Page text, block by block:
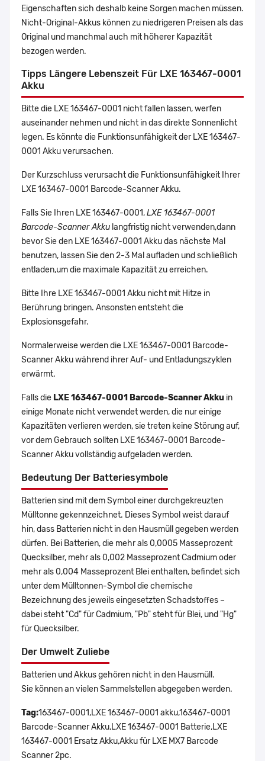
Eigenschaften sich deshalb keine Sorgen machen müssen.
Nicht-Original-Akkus können zu niedrigeren Preisen als das
Original und manchmal auch mit höherer Kapazität
bezogen werden.
Tipps Längere Lebenszeit Für LXE 163467-0001
Akku
Bitte die LXE 163467-0001 nicht fallen lassen, werfen
auseinander nehmen und nicht in das direkte Sonnenlicht
legen. Es könnte die Funktionsunfähigkeit der LXE 163467-
0001 Akku verursachen.
Der Kurzschluss verursacht die Funktionsunfähigkeit Ihrer
LXE 163467-0001 Barcode-Scanner Akku.
Falls Sie Ihren LXE 163467-0001,LXE 163467-0001
Barcode-Scanner Akku langfristig nicht verwenden,dann
bevor Sie den LXE 163467-0001 Akku das nächste Mal
benutzen, lassen Sie den 2-3 Mal aufladen und schließlich
entladen,um die maximale Kapazität zu erreichen.
Bitte Ihre LXE 163467-0001 Akku nicht mit Hitze in
Berührung bringen. Ansonsten entsteht die
Explosionsgefahr.
Normalerweise werden die LXE 163467-0001 Barcode-
Scanner Akku während ihrer Auf- und Entladungszyklen
erwärmt.
Falls die LXE 163467-0001 Barcode-Scanner Akku in
einige Monate nicht verwendet werden, die nur einige
Kapazitäten verlieren werden, sie treten keine Störung auf,
vor dem Gebrauch sollten LXE 163467-0001 Barcode-
Scanner Akku vollständig aufgeladen werden.
Bedeutung Der Batteriesymbole
Batterien sind mit dem Symbol einer durchgekreuzten
Mülltonne gekennzeichnet. Dieses Symbol weist darauf
hin, dass Batterien nicht in den Hausmüll gegeben werden
dürfen. Bei Batterien, die mehr als 0,0005 Masseprozent
Quecksilber, mehr als 0,002 Masseprozent Cadmium oder
mehr als 0,004 Masseprozent Blei enthalten, befindet sich
unter dem Mülltonnen-Symbol die chemische
Bezeichnung des jeweils eingesetzten Schadstoffes –
dabei steht "Cd" für Cadmium, "Pb" steht für Blei, und "Hg"
für Quecksilber.
Der Umwelt Zuliebe
Batterien und Akkus gehören nicht in den Hausmüll.
Sie können an vielen Sammelstellen abgegeben werden.
Tag:163467-0001,LXE 163467-0001 akku,163467-0001
Barcode-Scanner Akku,LXE 163467-0001 Batterie,LXE
163467-0001 Ersatz Akku,Akku für LXE MX7 Barcode
Scanner 2pc.